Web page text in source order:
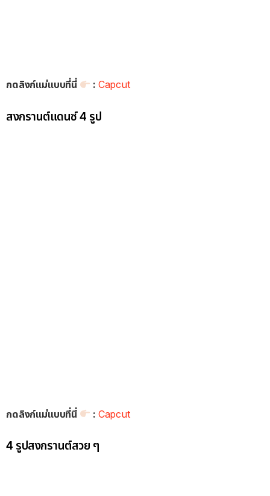
กดลิงก์แม่แบบที่นี่ : Capcut
สงกรานต์แดนซ์ 4 รูป
กดลิงก์แม่แบบที่นี่ : Capcut
4 รูปสงกรานต์สวย ๆ